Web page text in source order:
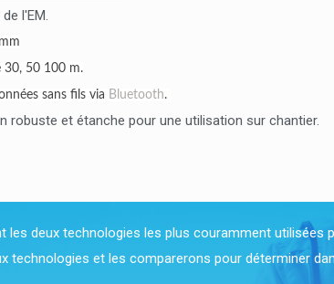
l'EM.
30, 50 100 m.
sans fils via Bluetooth.
robuste et étanche pour une utilisation sur chantier.
les deux technologies les plus couramment utilisées
technologies et les comparerons pour déterminer